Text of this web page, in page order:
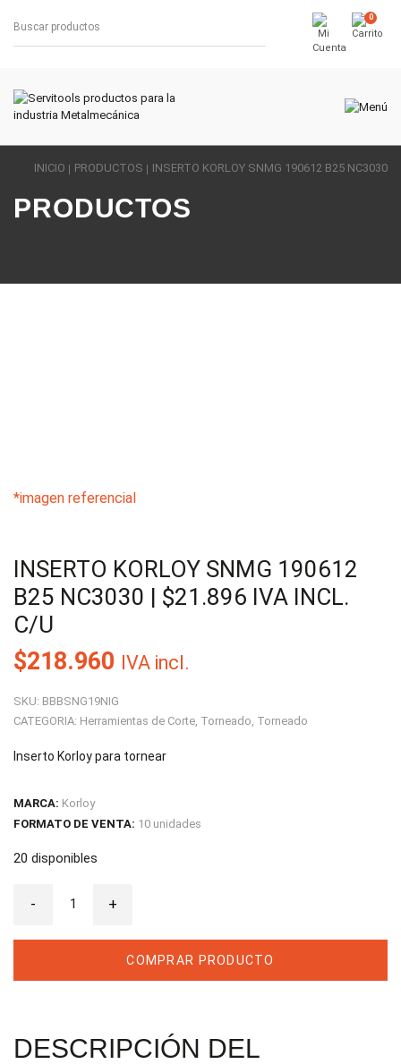
0
INICIO PRODUCTOS INSERTO KORLOY SNMG 190612 B25 NC3030
PRODUCTOS
*imagen referencial
INSERTO KORLOY SNMG 190612
B25 NC3030 | $21.896 IVA INCL.
C/U
$218.960 IVA incl.
SKU: BBBSNG19NIG
CATEGORIA: Herramientas de Corte, Torneado, Torneado
Inserto Korloy para tornear
MARCA: Korloy
FORMATO DE VENTA: 10 unidades
20 disponibles
-
Korloy
+
COMPRAR PRODUCTO
DESCRIPCIÓN DEL